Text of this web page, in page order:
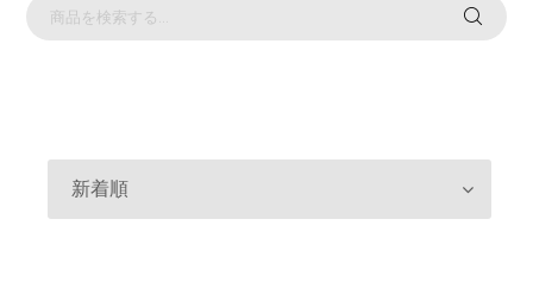
新着順